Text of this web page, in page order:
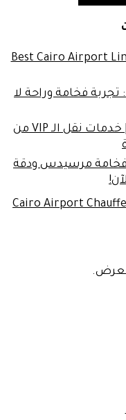
Best Cairo Airport
فخامة وراحة لا
VIP Conference Transportation | خدمات نقل الـ VIP من
ليموزين مطار القاهرة 2026: فخامة مرسيدس ودقة
Cairo Airport